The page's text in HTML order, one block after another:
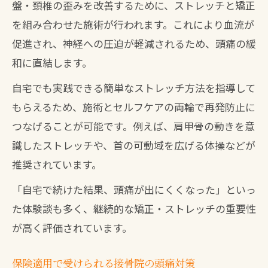
盤・頚椎の歪みを改善するために、ストレッチと矯正
を組み合わせた施術が行われます。これにより血流が
促進され、神経への圧迫が軽減されるため、頭痛の緩
和に直結します。
自宅でも実践できる簡単なストレッチ方法を指導して
もらえるため、施術とセルフケアの両輪で再発防止に
つなげることが可能です。例えば、肩甲骨の動きを意
識したストレッチや、首の可動域を広げる体操などが
推奨されています。
「自宅で続けた結果、頭痛が出にくくなった」といっ
た体験談も多く、継続的な矯正・ストレッチの重要性
が高く評価されています。
保険適用で受けられる接骨院の頭痛対策